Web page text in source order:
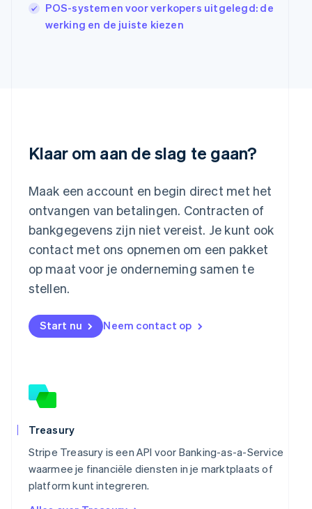
POS-systemen voor verkopers uitgelegd: de
werking en de juiste kiezen
Klaar om aan de slag te gaan?
Maak een account en begin direct met het
ontvangen van betalingen. Contracten of
bankgegevens zijn niet vereist. Je kunt ook
contact met ons opnemen om een pakket
op maat voor je onderneming samen te
stellen.
Start nu Neem contact op
Treasury
Stripe Treasury is een API voor Banking-as-a-Service
waarmee je financiële diensten in je marktplaats of
platform kunt integreren.
日本語English
Kroatië
FrançaisDeutschEnglish
English
Malta
English
Mexico
Nederland
NederlandsEnglish
Nieuw-Zeeland
Noorwegen
English
Oostenrijk
Portugal
Português
English
Singapore
English 简体中文
Slovenië
EnglishItaliano